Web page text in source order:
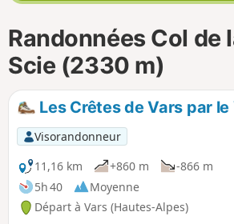
Randonnées Col de
Scie (2330 m)
Les Crêtes de Vars par
Visorandonneur
11,16 km
+860 m
-866 m
5h 40
Moyenne
Départ à Vars (Hautes-Alpes)